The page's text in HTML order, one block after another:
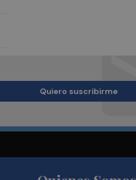
Quiero suscribirme